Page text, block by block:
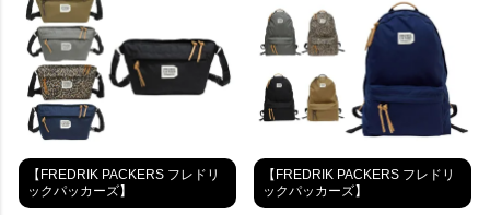
【FREDRIK PACKERS フレドリ
ックパッカーズ】
【FREDRIK PACKERS フレドリ
ックパッカーズ】